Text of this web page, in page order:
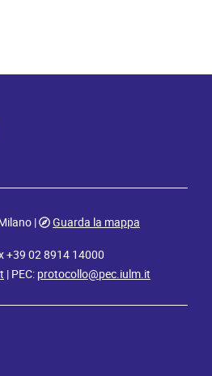
|
Guarda la mappa
+39 02 8914 14000
| PEC: protocollo@pec.iulm.it